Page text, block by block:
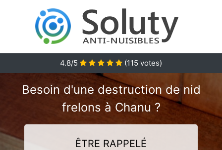
4.8/5 (115 votes)
Besoin d'une destruction de nid
frelons à Chanu ?
ÊTRE RAPPELÉ